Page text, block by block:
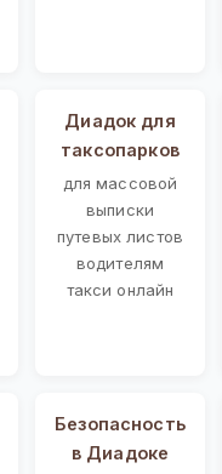
Диадок для
таксопарков
для массовой
выписки
путевых листов
водителям
такси онлайн
Безопасность
в Диадоке